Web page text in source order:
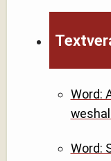
Word:
Word: